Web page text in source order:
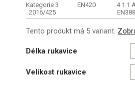
Kategorie 3
2016/425
EN420 4 1 1 A
EN388
Tento produkt má 5 variant.
Délka rukavice
Velikost rukavice